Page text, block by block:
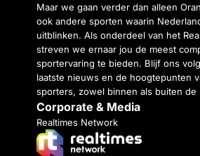
Maar we gaan verder dan alleen
ook andere sporten waarin
uitblinken. Als onderdeel van het
streven we ernaar jou de meest
sportervaring te bieden. Blijf ons
laatste nieuws en de hoogtepunten
sporters, zowel binnen als buiten de
Corporate & Media
Realtimes Network